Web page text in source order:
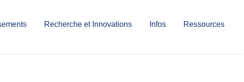
Recherche et Innovations Infos Ressources